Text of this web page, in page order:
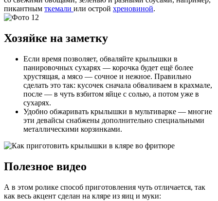
пикантным ткемали или острой хреновиной.
Хозяйке на заметку
Если время позволяет, обваляйте крылышки в
панировочных сухарях — корочка будет ещё более
хрустящая, а мясо — сочное и нежное. Правильно
сделать это так: кусочек сначала обваливаем в крахмале,
после — в чуть взбитом яйце с солью, а потом уже в
сухарях.
Удобно обжаривать крылышки в мультиварке — многие
эти девайсы снабжены дополнительно специальными
металлическими корзинками.
Полезное видео
А в этом ролике способ приготовления чуть отличается, так
как весь акцент сделан на кляре из яиц и муки: